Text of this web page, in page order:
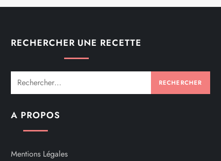
RECHERCHER UNE RECETTE
Rechercher :
A PROPOS
Mentions Légales